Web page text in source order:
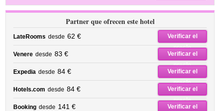
Partner que ofrecen este hotel
LateRooms desde 62 €
Verificar el
precio
Venere desde 83 €
Verificar el
precio
Expedia desde 84 €
Verificar el
precio
Hotels.com desde 84 €
Verificar el
precio
Booking desde 141 €
Verificar el